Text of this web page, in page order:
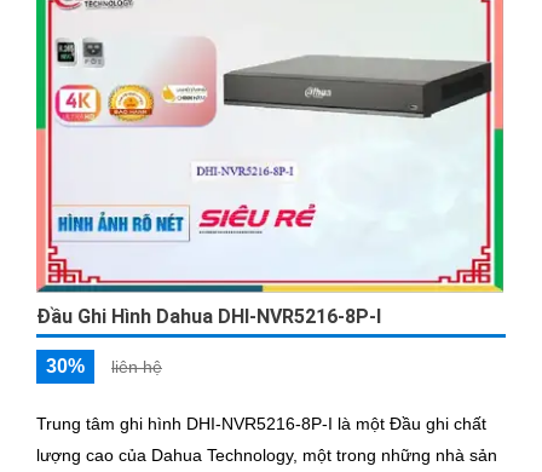
Đầu Ghi Hình Dahua DHI-NVR5216-8P-I
30% liên hệ
Trung tâm ghi hình DHI-NVR5216-8P-I là một Đầu ghi chất
lượng cao của Dahua Technology, một trong những nhà sản